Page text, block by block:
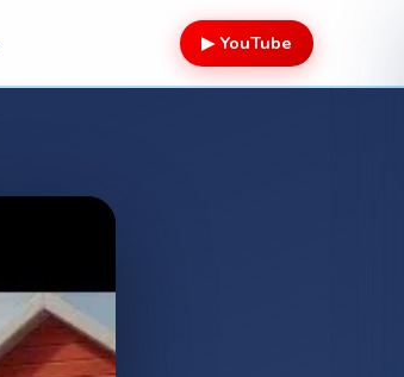
▶ YouTube